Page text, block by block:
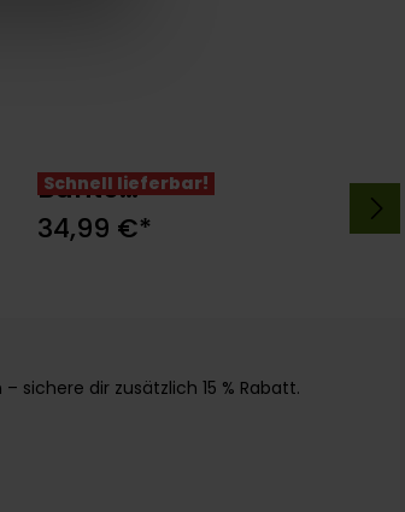
Schnell lieferbar!
Optionen wählen
Bunte
Geburtstagsfreude
34,99 €*
sichere dir zusätzlich 15 % Rabatt.